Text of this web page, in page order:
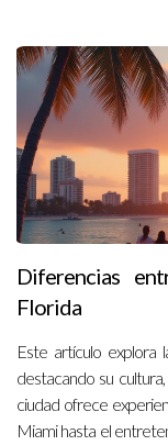
Diferencias
Florida
Este artículo explora
destacando su
ciudad ofrece
Miami hasta el